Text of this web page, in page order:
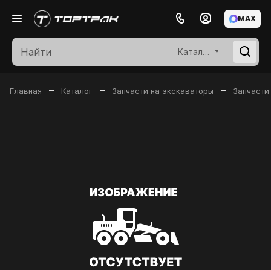
Каталог
MAX
Главная – Каталог – Запчасти на экскаваторы –